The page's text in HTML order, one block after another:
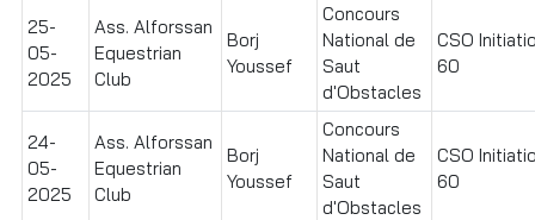
25-
05-
2025
Ass. Alforssan
Equestrian
Club
Borj
Youssef
Concours
National de
Saut
d'Obstacles
CSO
60
24-
05-
2025
Ass. Alforssan
Equestrian
Club
Borj
Youssef
Concours
National de
Saut
d'Obstacles
CSO
60